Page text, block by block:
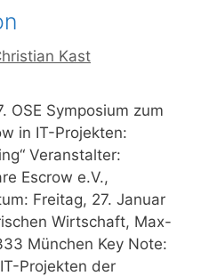
Kast
OSE Symposium zum
in IT-Projekten:
Veranstalter:
Escrow e.V.,
Freitag, 27. Januar
Wirtschaft, Max-
München Key Note:
Projekten der